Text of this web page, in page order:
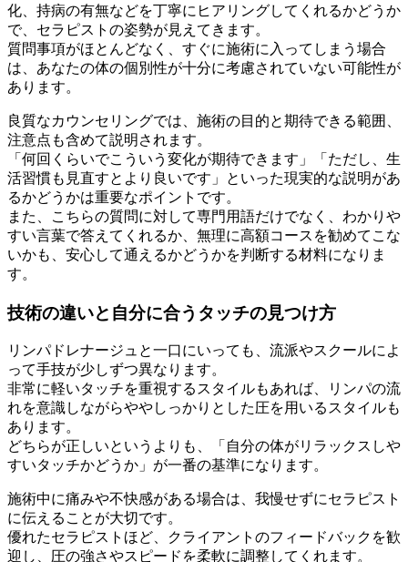
化、持病の有無などを丁寧にヒアリングしてくれるかどうか
で、セラピストの姿勢が見えてきます。
質問事項がほとんどなく、すぐに施術に入ってしまう場合
は、あなたの体の個別性が十分に考慮されていない可能性が
あります。
良質なカウンセリングでは、施術の目的と期待できる範囲、
注意点も含めて説明されます。
「何回くらいでこういう変化が期待できます」「ただし、生
活習慣も見直すとより良いです」といった現実的な説明があ
るかどうかは重要なポイントです。
また、こちらの質問に対して専門用語だけでなく、わかりや
すい言葉で答えてくれるか、無理に高額コースを勧めてこな
いかも、安心して通えるかどうかを判断する材料になりま
す。
技術の違いと自分に合うタッチの見つけ方
リンパドレナージュと一口にいっても、流派やスクールによ
って手技が少しずつ異なります。
非常に軽いタッチを重視するスタイルもあれば、リンパの流
れを意識しながらややしっかりとした圧を用いるスタイルも
あります。
どちらが正しいというよりも、「自分の体がリラックスしや
すいタッチかどうか」が一番の基準になります。
施術中に痛みや不快感がある場合は、我慢せずにセラピスト
に伝えることが大切です。
優れたセラピストほど、クライアントのフィードバックを歓
迎し、圧の強さやスピードを柔軟に調整してくれます。